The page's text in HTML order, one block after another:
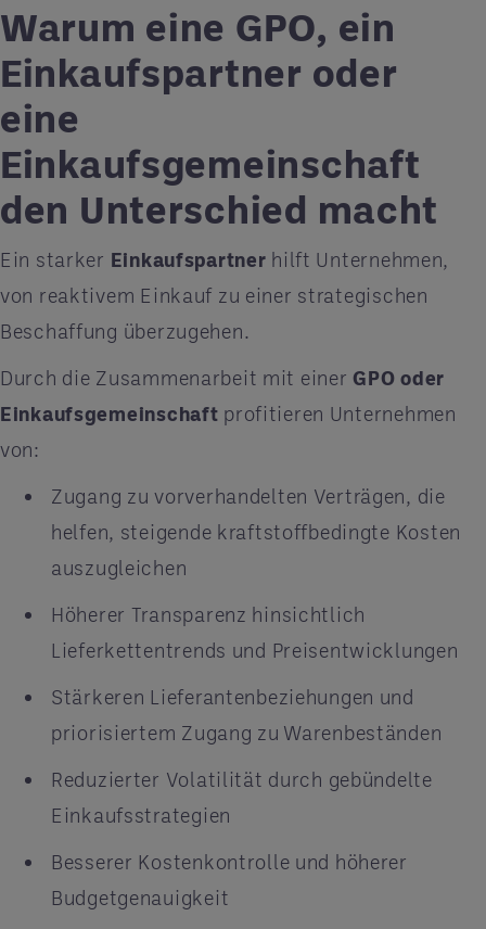
Warum eine GPO, ein
Einkaufspartner oder
eine
Einkaufsgemeinschaft
den Unterschied macht
Ein starker Einkaufspartner hilft Unternehmen,
von reaktivem Einkauf zu einer strategischen
Beschaffung überzugehen.
Durch die Zusammenarbeit mit einerGPO oder
Einkaufsgemeinschaft profitieren Unternehmen
von:
Zugang zu vorverhandelten Verträgen, die
helfen, steigende kraftstoffbedingte Kosten
auszugleichen
Höherer Transparenz hinsichtlich
Lieferkettentrends und Preisentwicklungen
Stärkeren Lieferantenbeziehungen und
priorisiertem Zugang zu Warenbeständen
Reduzierter Volatilität durch gebündelte
Einkaufsstrategien
Besserer Kostenkontrolle und höherer
Budgetgenauigkeit